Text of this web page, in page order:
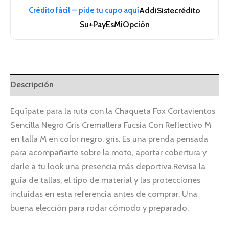
Crédito fácil — pide tu cupo aquíAddiSistecrédito
Su+PayEsMiOpción
Descripción
Equípate para la ruta con la Chaqueta Fox Cortavientos
Sencilla Negro Gris Cremallera Fucsia Con Reflectivo M
en talla M en color negro, gris. Es una prenda pensada
para acompañarte sobre la moto, aportar cobertura y
darle a tu look una presencia más deportiva.Revisa la
guía de tallas, el tipo de material y las protecciones
incluidas en esta referencia antes de comprar. Una
buena elección para rodar cómodo y preparado.